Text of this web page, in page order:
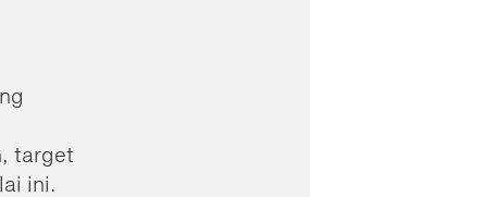
target
ini.